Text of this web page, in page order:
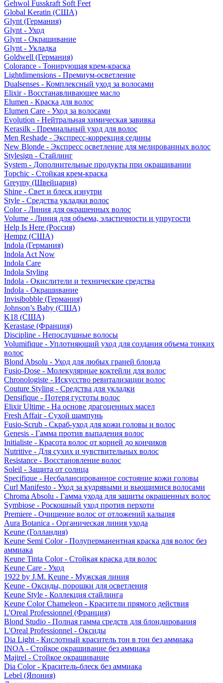
Gehwol Fusskraft Soft Feet
Global Keratin (США)
Glynt (Германия)
Glynt - Уход
Glynt - Окрашивание
Glynt - Укладка
Goldwell (Германия)
Colorance - Тонирующая крем-краска
Lightdimensions - Премиум-осветление
Dualsenses - Комплексный уход за волосами
Elixir - Восстанавливающее масло
Elumen - Краска для волос
Elumen Care - Уход за волосами
Evolution - Нейтральная химическая завивка
Kerasilk - Премиальный уход для волос
Men Reshade - Экспресс-коррекция седины
New Blonde - Экспресс осветление для мелированных волос
Stylesign - Стайлинг
System - Дополнительные продукты при окрашивании
Topchic - Стойкая крем-краска
Greymy (Швейцария)
Shine - Свет и блеск изнутри
Style - Средства укладки волос
Color - Линия для окрашенных волос
Volume - Линия для объема, эластичности и упругости
Help Is Here (Россия)
Hempz (США)
Indola (Германия)
Indola Act Now
Indola Care
Indola Styling
Indola - Окислители и технические средства
Indola - Окрашивание
Invisibobble (Германия)
Johnson’s Baby (США)
K18 (США)
Kerastase (Франция)
Discipline - Непослушные волосы
Volumifique - Уплотняющий уход для создания объема тонких
волос
Blond Absolu - Уход для любых граней блонда
Fusio-Dose - Молекулярные коктейли для волос
Chronologiste - Искусство ревитализации волос
Couture Styling - Средства для укладки
Densifique - Потеря густоты волос
Elixir Ultime - На основе драгоценных масел
Fresh Affair - Сухой шампунь
Fusio-Scrub - Скраб-уход для кожи головы и волос
Genesis - Гамма против выпадения волос
Initialiste - Красота волос от корней до кончиков
Nutritive - Для сухих и чувствительных волос
Resistance - Восстановление волос
Soleil - Защита от солнца
Specifique - Несбалансированное состояние кожи головы
Curl Manifesto - Уход за кудрявыми и вьющимися волосами
Chroma Absolu - Гамма ухода для защиты окрашенных волос
Symbiose - Роскошный уход против перхоти
Premiere - Очищение волос от отложений кальция
Aura Botanica - Органическая линия ухода
Keune (Голландия)
Keune Semi Color - Полуперманентная краска для волос без
аммиака
Keune Tinta Color - Стойкая краска для волос
Keune Care - Уход
1922 by J.M. Keune - Мужская линия
Keune - Оксиды, порошки для осветления
Keune Style - Коллекция стайлинга
Keune Color Chameleon - Красители прямого действия
L'Oreal Professionnel (Франция)
Blond Studio - Полная гамма средств для блондирования
L'Oreal Professionnel - Оксиды
Dia Light - Кислотный краситель тон в тон без аммиака
INOA - Стойкое окрашивание без аммиака
Majirel - Стойкое окрашивание
Dia Color - Краситель-блеск без аммиака
Lebel (Япония)